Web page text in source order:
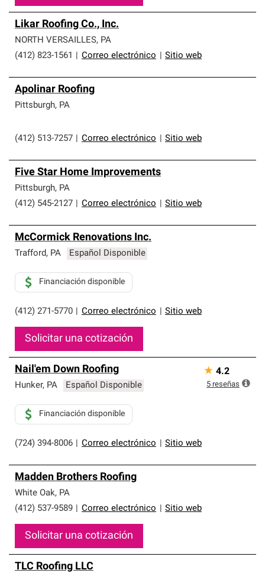
Likar Roofing Co., Inc.
NORTH VERSAILLES, PA
(412) 823-1561
Correo electrónico Sitio web
Apolinar Roofing
Pittsburgh, PA
(412) 513-7257 Correo electrónico Sitio web
Five Star Home Improvements
Pittsburgh, PA
(412) 545-2127
Correo electrónico Sitio web
McCormick Renovations Inc.
Trafford, PA Español Disponible
(412) 271-5770 Correo electrónico Sitio web
Financiación disponible
Solicitar una cotización
Nail'em Down Roofing
Hunker, PA Español Disponible
(724) 394-8006 Correo electrónico Sitio web
Financiación disponible
★ 4.2
5 reseñas
Madden Brothers Roofing
White Oak, PA
(412) 537-9589
Correo electrónico Sitio web
Solicitar una cotización
TLC Roofing LLC